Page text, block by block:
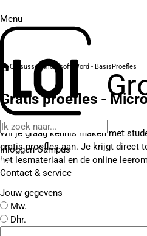
Menu
Inloggen Campus
Contact & service
Cursussen Microsoft Word - BasisProefles
Gratis proefles -
Wil je graag kennis maken met
gratis proefles aan. Je krijgt direct
het lesmateriaal en de online
Jouw gegevens
Mw.
Dhr.